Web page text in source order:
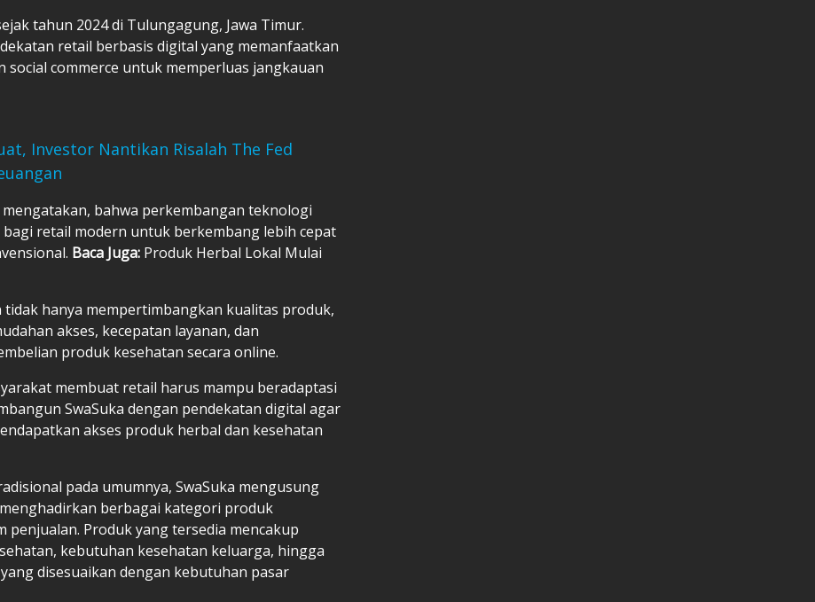
tahun 2024 di Tulungagung, Jawa Timur.
retail berbasis digital yang memanfaatkan
social commerce untuk memperluas jangkauan
Investor Nantikan Risalah The Fed
mengatakan, bahwa perkembangan teknologi
retail modern untuk berkembang lebih cepat
Baca Juga: Produk Herbal Lokal Mulai
hanya mempertimbangkan kualitas produk,
akses, kecepatan layanan, dan
produk kesehatan secara online.
membuat retail harus mampu beradaptasi
SwaSuka dengan pendekatan digital agar
akses produk herbal dan kesehatan
pada umumnya, SwaSuka mengusung
berbagai kategori produk
penjualan. Produk yang tersedia mencakup
kebutuhan kesehatan keluarga, hingga
disesuaikan dengan kebutuhan pasar